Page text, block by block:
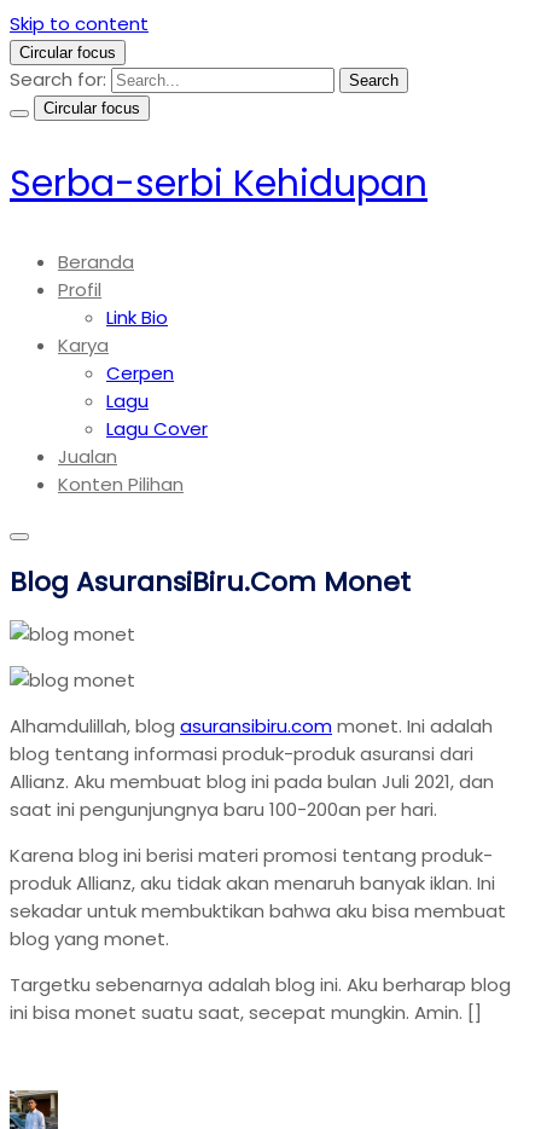
Skip to content
Circular focus
Search for:
Search
Circular focus
Serba-serbi Kehidupan
Beranda
Profil
Link Bio
Karya
Cerpen
Lagu
Lagu Cover
Jualan
Konten Pilihan
Blog AsuransiBiru.Com Monet
Alhamdulillah, blog asuransibiru.commonet. Ini adalah
blog tentang informasi produk-produk asuransi dari
Allianz. Aku membuat blog ini pada bulan Juli 2021, dan
saat ini pengunjungnya baru 100-200an per hari.
Karena blog ini berisi materi promosi tentang produk-
produk Allianz, aku tidak akan menaruh banyak iklan. Ini
sekadar untuk membuktikan bahwa aku bisa membuat
blog yang monet.
Targetku sebenarnya adalah blog ini. Aku berharap blog
ini bisa monet suatu saat, secepat mungkin. Amin. []